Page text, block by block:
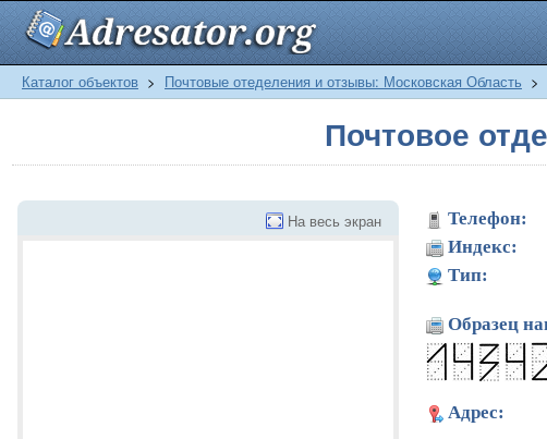
Каталог объектов > Почтовые отеделения и отзывы: Московская Область >
Почтовое
На весь экран
Телефон:
Индекс:
Тип:
Образец
Адрес: